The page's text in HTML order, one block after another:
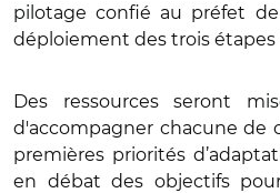
pilotage confié au préfet
déploiement des trois
Des ressources seront
d'accompagner chacune de
premières priorités
en débat des objectifs